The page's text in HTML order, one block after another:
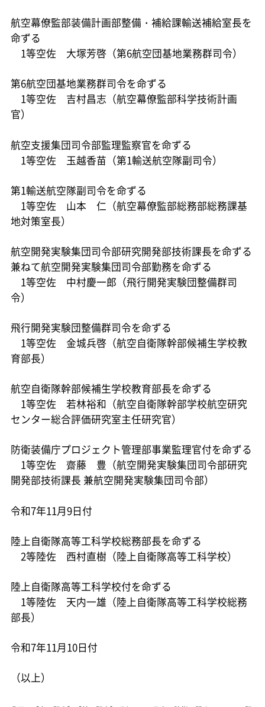
航空幕僚監部装備計画部整備・補給課輸送補給室長を
命ずる
1等空佐 大塚芳啓（第6航空団基地業務群司令）
第6航空団基地業務群司令を命ずる
1等空佐 吉村昌志（航空幕僚監部科学技術計画
官）
航空支援集団司令部監理監察官を命ずる
1等空佐 玉越香苗（第1輸送航空隊副司令）
第1輸送航空隊副司令を命ずる
1等空佐 山本 仁（航空幕僚監部総務部総務課基
地対策室長）
航空開発実験集団司令部研究開発部技術課長を命ずる
兼ねて航空開発実験集団司令部勤務を命ずる
1等空佐 中村慶一郎（飛行開発実験団整備群司
令）
飛行開発実験団整備群司令を命ずる
1等空佐 金城兵啓（航空自衛隊幹部候補生学校教
育部長）
航空自衛隊幹部候補生学校教育部長を命ずる
1等空佐 若林裕和（航空自衛隊幹部学校航空研究
センター総合評価研究室主任研究官）
防衛装備庁プロジェクト管理部事業監理官付を命ずる
1等空佐 齋藤 豊（航空開発実験集団司令部研究
開発部技術課長 兼航空開発実験集団司令部）
令和7年11月9日付
陸上自衛隊高等工科学校総務部長を命ずる
2等陸佐 西村直樹（陸上自衛隊高等工科学校）
陸上自衛隊高等工科学校付を命ずる
1等陸佐 天内一雄（陸上自衛隊高等工科学校総務
部長）
令和7年11月10日付
（以上）